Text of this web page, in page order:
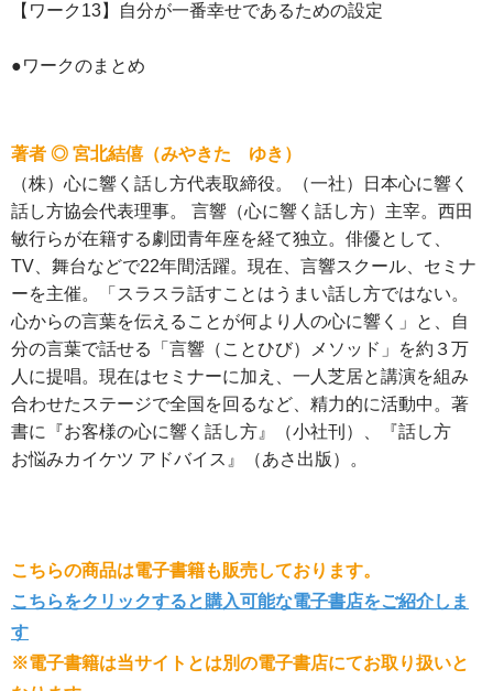
【ワーク13】自分が一番幸せであるための設定
●ワークのまとめ
著者 ◎ 宮北結僖（みやきた ゆき）
（株）心に響く話し方代表取締役。（一社）日本心に響く
話し方協会代表理事。 言響（心に響く話し方）主宰。西田
敏行らが在籍する劇団青年座を経て独立。俳優として、
TV、舞台などで22年間活躍。現在、言響スクール、セミナ
ーを主催。「スラスラ話すことはうまい話し方ではない。
心からの言葉を伝えることが何より人の心に響く」と、自
分の言葉で話せる「言響（ことひび）メソッド」を約３万
人に提唱。現在はセミナーに加え、一人芝居と講演を組み
合わせたステージで全国を回るなど、精力的に活動中。著
書に『お客様の心に響く話し方』（小社刊）、『話し方
お悩みカイケツ アドバイス』（あさ出版）。
こちらの商品は電子書籍も販売しております。
こちらをクリックすると購入可能な電子書店をご紹介しま
す
※電子書籍は当サイトとは別の電子書店にてお取り扱いと